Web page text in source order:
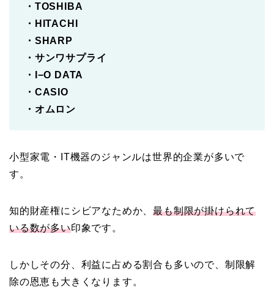
・TOSHIBA
・HITACHI
・SHARP
・サンワサプライ
・I−O DATA
・CASIO
・オムロン
小型家電・IT機器のジャンルは世界的企業が多いで
す。
知的財産権にシビアなためか、最も制限が掛けられて
いる数が多い印象です。
しかしその分、利益に占める割合も多いので、制限解
除の恩恵も大きくなります。